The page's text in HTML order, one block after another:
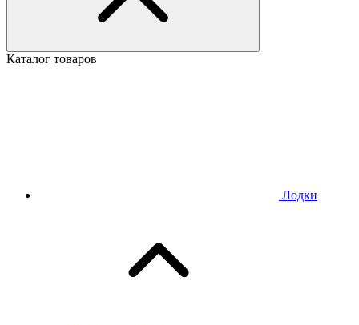
Каталог товаров
Лодки